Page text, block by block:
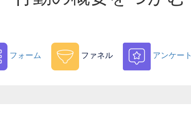
フォーム ファネル アンケート